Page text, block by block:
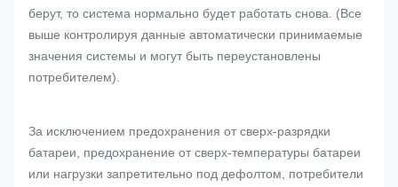
берут, то система нормально будет работать снова. (Все
выше контролируя данные автоматически принимаемые
значения системы и могут быть переустановлены
потребителем).
За исключением предохранения от сверх-разрядки
батареи, предохранение от сверх-температуры батареи
или нагрузки запретительно под дефолтом, потребители